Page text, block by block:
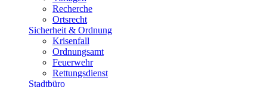
Recherche
Ortsrecht
Sicherheit & Ordnung
Krisenfall
Ordnungsamt
Feuerwehr
Rettungsdienst
Stadtbüro